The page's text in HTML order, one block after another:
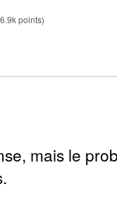
6.9kpoints)
mais le